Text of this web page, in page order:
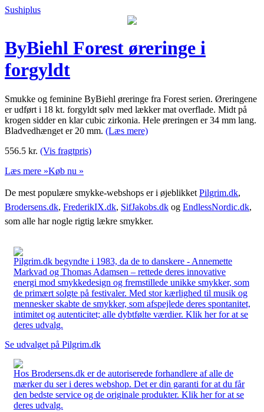
Sushiplus
ByBiehl Forest øreringe i
forgyldt
Smukke og feminine ByBiehl øreringe fra Forest serien. Øreringene
er udført i 18 kt. forgyldt sølv med lækker mat overflade. Midt på
krogen sidder en klar cubic zirkonia. Hele øreringen er 34 mm lang.
Bladvedhænget er 20 mm. (Læs mere)
556.5 kr. (Vis fragtpris)
Læs mere »Køb nu »
De mest populære smykke-webshops er i øjeblikket Pilgrim.dk,
Brodersens.dk, FrederikIX.dk, SifJakobs.dk og EndlessNordic.dk,
som alle har nogle rigtig lækre smykker.
Pilgrim.dk begyndte i 1983, da de to danskere - Annemette
Markvad og Thomas Adamsen – rettede deres innovative
energi mod smykkedesign og fremstillede unikke smykker, som
de primært solgte på festivaler. Med stor kærlighed til musik og
mennesker skabte de smykker, som afspejlede deres spontanitet,
intimitet og autenticitet; alle dybtfølte værdier. Klik her for at se
deres udvalg.
Se udvalget på Pilgrim.dk
Hos Brodersens.dk er de autoriserede forhandlere af alle de
mærker du ser i deres webshop. Det er din garanti for at du får
den bedste service og de originale produkter. Klik her for at se
deres udvalg.